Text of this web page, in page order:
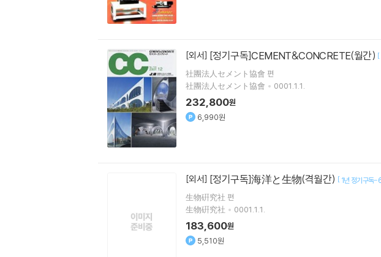
[외서] [정기구독]CEMENT&CONCRETE(월간) [
社團法人セメント協會 편
社團法人セメント協會
0001.1.1.
232,800원
6,990원
[외서] [정기구독]海洋と生物(격월간) [ 1년 정기구독-
生物硏究社 편
生物硏究社
0001.1.1.
183,600원
5,510원